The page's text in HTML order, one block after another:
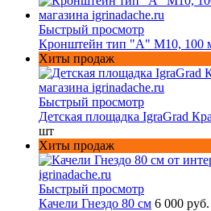
Быстрый просмотр
Кронштейн тип "A" M10, 100
Хиты продаж
Быстрый просмотр
Детская площадка IgraGrad
шт
Хиты продаж
Быстрый просмотр
Качели Гнездо 80 см 6 000 руб.